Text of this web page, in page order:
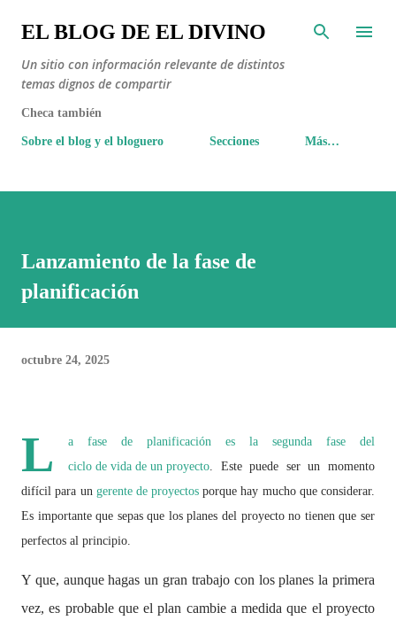
Ir al contenido principal
EL BLOG DE EL DIVINO
Un sitio con información relevante de distintos
temas dignos de compartir
Checa también
Sobre el blog y el bloguero Secciones Más…
Lanzamiento de la fase de
planificación
octubre 24, 2025
L
a fase de planificación es la segunda fase del
ciclo de vida de un proyecto. Este puede ser un momento
difícil para un gerente de proyectosporque hay mucho que considerar.
Es importante que sepas que los planes del proyecto no tienen que ser
perfectos al principio.
Y que, aunque hagas un gran trabajo con los planes la primera
vez, es probable que el plan cambie a medida que el proyecto